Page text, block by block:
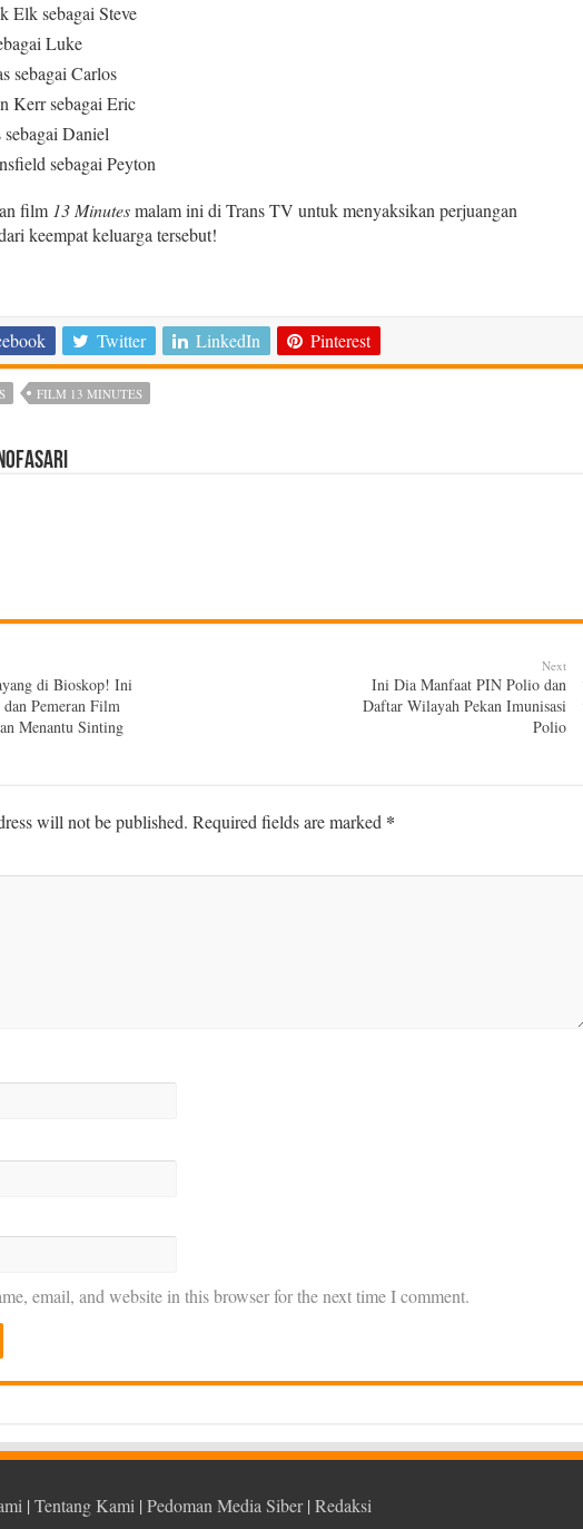
Elk sebagai Steve
Luke
sebagai Carlos
Kerr sebagai Eric
Daniel
sebagai Peyton
film 13 Minutesmalam ini di Trans TV untuk menyaksikan perjuangan
keempat keluarga tersebut!
Twitter LinkedIn Pinterest
FILM 13 MINUTES
di Bioskop! Ini
Pemeran Film
Menantu Sinting
Next
Ini Dia Manfaat PIN Polio dan
Daftar Wilayah Pekan Imunisasi
Polio
will not be published. Required fields are marked *
email, and website in this browser for the next time I comment.
| Tentang Kami | Pedoman Media Siber| Redaksi